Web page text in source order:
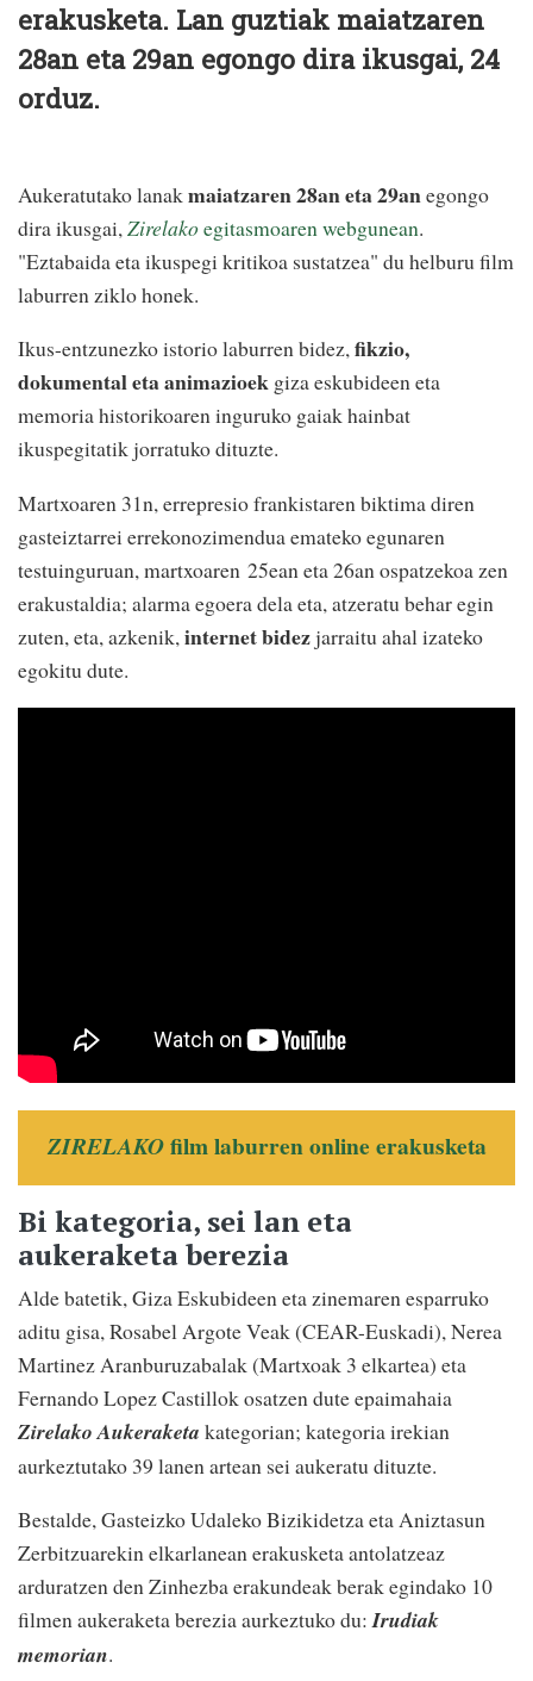
erakusketa. Lan guztiak maiatzaren
28an eta 29an egongo dira ikusgai, 24
orduz.
Aukeratutako lanakmaiatzaren 28an eta 29anegongo
dira ikusgai, Zirelakoegitasmoaren webgunean.
"Eztabaida eta ikuspegi kritikoa sustatzea" du helburu film
laburren ziklo honek.
Ikus-entzunezko istorio laburren bidez,fikzio,
dokumental eta animazioek giza eskubideen eta
memoria historikoaren inguruko gaiak hainbat
ikuspegitatik jorratuko dituzte.
Martxoaren 31n, errepresio frankistaren biktima diren
gasteiztarrei errekonozimendua emateko egunaren
testuinguruan, martxoaren 25ean eta 26an ospatzekoa zen
erakustaldia; alarma egoera dela eta, atzeratu behar egin
zuten, eta, azkenik,internet bidezjarraitu ahal izateko
egokitu dute.
ZIRELAKOfilm laburren online erakusketa
Bi kategoria, sei lan eta
aukeraketa berezia
Alde batetik, Giza Eskubideen eta zinemaren esparruko
aditu gisa, Rosabel Argote Veak (CEAR-Euskadi), Nerea
Martinez Aranburuzabalak (Martxoak 3 elkartea) eta
Fernando Lopez Castillok osatzen dute epaimahaia
Zirelako Aukeraketa kategorian; kategoria irekian
aurkeztutako 39 lanen artean sei aukeratu dituzte.
Bestalde, Gasteizko Udaleko Bizikidetza eta Aniztasun
Zerbitzuarekin elkarlanean erakusketa antolatzeaz
arduratzen den Zinhezba erakundeak berak egindako 10
filmen aukeraketa berezia aurkeztuko du:Irudiak
memorian.